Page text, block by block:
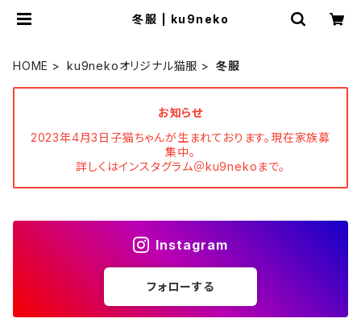
冬服 | ku9neko
HOME ku9nekoオリジナル猫服 冬服
お知らせ
2023年4月3日子猫ちゃんが生まれております。現在家族募
集中。
詳しくはインスタグラム＠ku9nekoまで。
Instagram
フォローする